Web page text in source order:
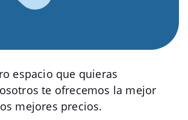
espacio que quieras
te ofrecemos la mejor
mejores precios.